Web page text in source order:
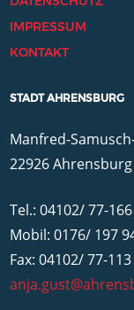
IMPRESSUM
KONTAKT
STADT AHRENSBURG
Manfred-
22926 Ahrensburg
Tel.: 04102/ 77-166
Mobil: 0176/ 197
Fax: 04102/ 77-113